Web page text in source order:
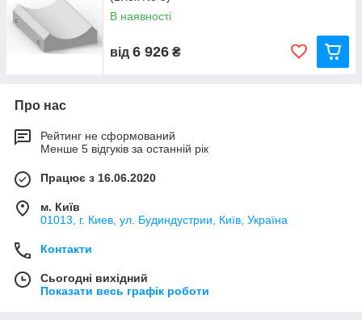
В наявності
від 6 926 ₴
Про нас
Рейтинг не сформований
Менше 5 відгуків за останній рік
Працює з 16.06.2020
м. Київ
01013, г. Киев, ул. Будиндустрии, Київ, Україна
Контакти
Сьогодні вихідний
Показати весь графік роботи